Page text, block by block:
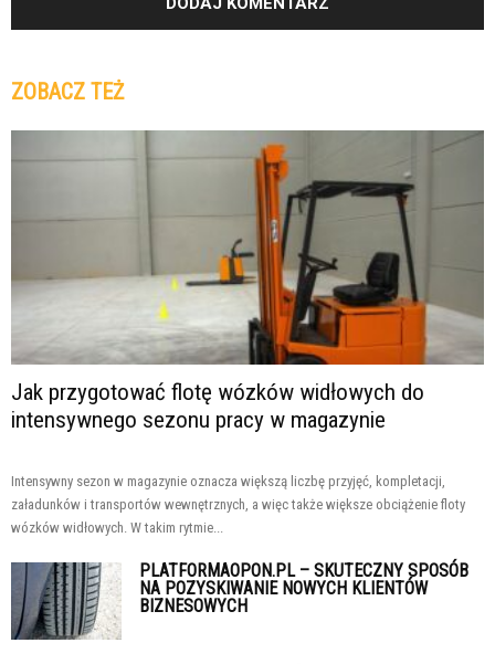
ZOBACZ TEŻ
Jak przygotować flotę wózków widłowych do
intensywnego sezonu pracy w magazynie
Intensywny sezon w magazynie oznacza większą liczbę przyjęć, kompletacji,
załadunków i transportów wewnętrznych, a więc także większe obciążenie floty
wózków widłowych. W takim rytmie...
PLATFORMAOPON.PL – SKUTECZNY SPOSÓB
NA POZYSKIWANIE NOWYCH KLIENTÓW
BIZNESOWYCH